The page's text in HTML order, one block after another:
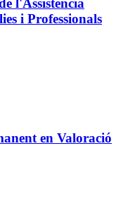
l'Assistència
i Professionals
en Valoració